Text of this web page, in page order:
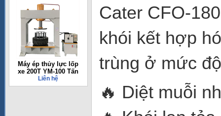
Máy ép thủy lực lốp
xe 200T YM-100 Tấn
Liên hệ
Cater CFO-
khói kết hợp
trùng ở mức
🔥 Diệt muỗi